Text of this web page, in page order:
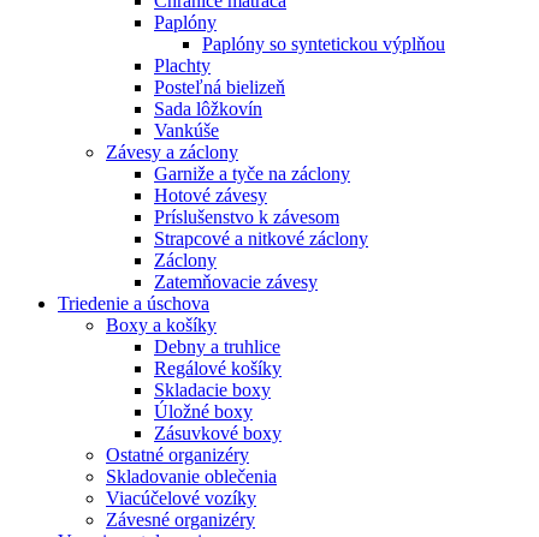
Paplóny
Paplóny so syntetickou výplňou
Plachty
Posteľná bielizeň
Sada lôžkovín
Vankúše
Závesy a záclony
Garniže a tyče na záclony
Hotové závesy
Príslušenstvo k závesom
Strapcové a nitkové záclony
Záclony
Zatemňovacie závesy
Triedenie a úschova
Boxy a košíky
Debny a truhlice
Regálové košíky
Skladacie boxy
Úložné boxy
Zásuvkové boxy
Ostatné organizéry
Skladovanie oblečenia
Viacúčelové vozíky
Závesné organizéry